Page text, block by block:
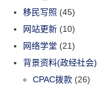
移民写照 (45)
网站更新 (10)
网络学堂 (21)
背景资料(政经社会)
CPAC拨款 (26)